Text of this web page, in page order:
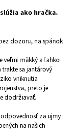
ako hračka.
dozoru, na spánok
veľmi mäkký a ľahko
sa jantárový
vniknutia
preto je
dodržiavať.
za ujmy
na našich